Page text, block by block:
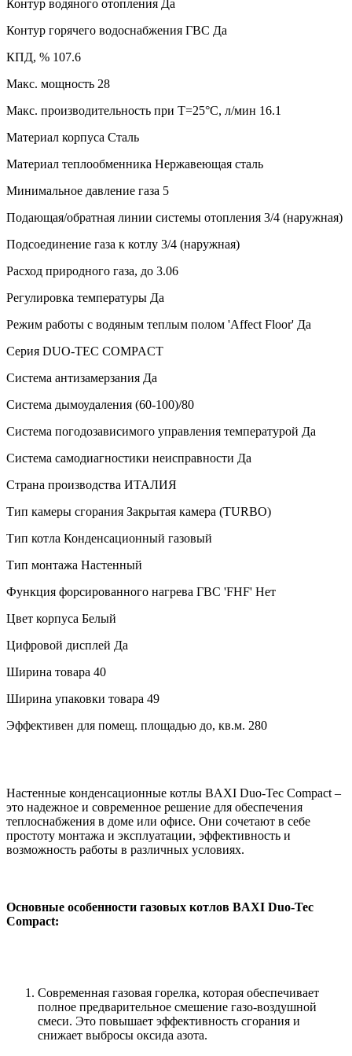
Контур водяного отопления Да
Контур горячего водоснабжения ГВС Да
КПД, % 107.6
Макс. мощность 28
Макс. производительность при Т=25°С, л/мин 16.1
Материал корпуса Сталь
Материал теплообменника Нержавеющая сталь
Минимальное давление газа 5
Подающая/обратная линии системы отопления 3/4 (наружная)
Подсоединение газа к котлу 3/4 (наружная)
Расход природного газа, до 3.06
Регулировка температуры Да
Режим работы с водяным теплым полом 'Affect Floor' Да
Серия DUO-TEC COMPACT
Система антизамерзания Да
Система дымоудаления (60-100)/80
Система погодозависимого управления температурой Да
Система самодиагностики неисправности Да
Страна производства ИТАЛИЯ
Тип камеры сгорания Закрытая камера (TURBO)
Тип котла Конденсационный газовый
Тип монтажа Настенный
Функция форсированного нагрева ГВС 'FHF' Нет
Цвет корпуса Белый
Цифровой дисплей Да
Ширина товара 40
Ширина упаковки товара 49
Эффективен для помещ. площадью до, кв.м. 280
Настенные конденсационные котлы BAXI Duo-Tec Compact –
это надежное и современное решение для обеспечения
теплоснабжения в доме или офисе. Они сочетают в себе
простоту монтажа и эксплуатации, эффективность и
возможность работы в различных условиях.
Основные особенности газовых котлов BAXI Duo-Tec
Compact:
Современная газовая горелка, которая обеспечивает
полное предварительное смешение газо-воздушной
смеси. Это повышает эффективность сгорания и
снижает выбросы оксида азота.